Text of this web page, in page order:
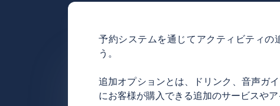
予約システムを通じてアクティビティの
う。
追加オプションとは、ドリンク、音声ガ
にお客様が購入できる追加のサービスや